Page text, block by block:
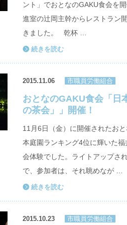
ント」でおとなのGAKU食会を
進室の辻岡主幹からレストラン
きました。 乾杯 …
続きを読む
2015.11.06 市職員労働組合
おとなのGAKU食会「日
の茶会」」開催！
11月6日（金）に開催されたお
本庭園ランキング4位に輝いた
会体験でした。ライトアップさ
で、参加者は、それ眺めなが …
続きを読む
2015.10.23 市職員労働組合